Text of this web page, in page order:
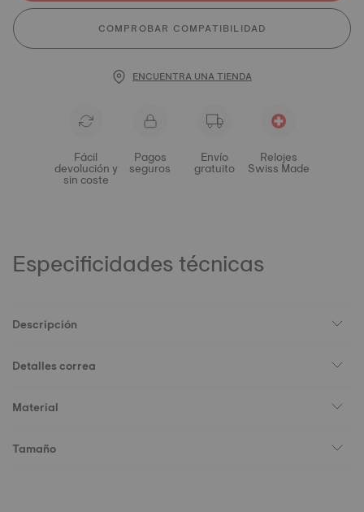
COMPROBAR COMPATIBILIDAD
ENCUENTRA UNA TIENDA
Fácil
devolución y
sin coste
Pagos
seguros
Envío
gratuito
Relojes
Swiss Made
Especificidades técnicas
Descripción
Detalles correa
Material
Tamaño